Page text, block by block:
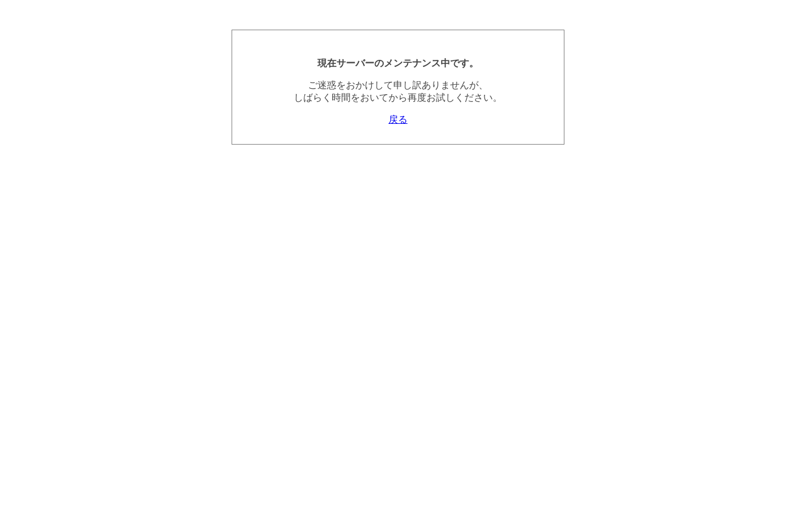
現在サーバーのメンテナンス中です。
ご迷惑をおかけして申し訳ありませんが、
しばらく時間をおいてから再度お試しください。
戻る